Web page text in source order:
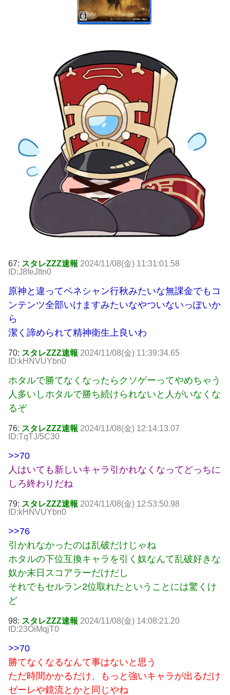
67: スタレZZZ速報 2024/11/08(金) 11:31:01.58
ID:J8feJItn0
原神と違ってベネシャン行秋みたいな無課金でもコ
ンテンツ全部いけますみたいなやついないっぽいか
ら
潔く諦められて精神衛生上良いわ
70: スタレZZZ速報 2024/11/08(金) 11:39:34.65
ID:kHNVUYbn0
ホタルで勝てなくなったらクソゲーってやめちゃう
人多いしホタルで勝ち続けられないと人がいなくな
るぞ
76: スタレZZZ速報 2024/11/08(金) 12:14:13.07
ID:TqTJ/5C30
>>70
人はいても新しいキャラ引かれなくなってどっちに
しろ終わりだね
79: スタレZZZ速報 2024/11/08(金) 12:53:50.98
ID:kHNVUYbn0
>>76
引かれなかったのは乱破だけじゃね
ホタルの下位互換キャラを引く奴なんて乱破好きな
奴か末日スコアラーだけだし
それでもセルラン2位取れたということには驚くけ
ど
98: スタレZZZ速報 2024/11/08(金) 14:08:21.20
ID:23OiMqjT0
>>70
勝てなくなるなんて事はないと思う
ただ時間かかるだけ、もっと強いキャラが出るだけ
ゼーレや鏡流とかと同じやね